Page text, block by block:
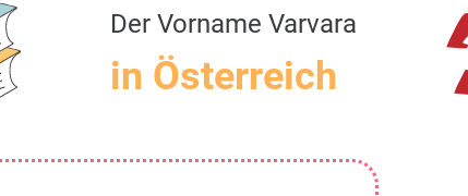
Der Vorname Varvara
in Österreich